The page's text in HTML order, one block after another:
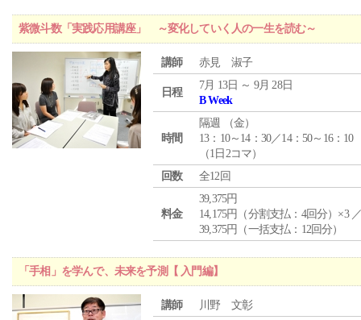
紫微斗数「実践応用講座」 ～変化していく人の一生を読む～
講師 赤見 淑子
日程
7月 13日 ～ 9月 28日
B Week
時間
隔週 （金）
13：10～14：30／14：50～16：10
（1日2コマ）
回数
全12回
料金
39,375円
14,175円（分割支払：4回分）×3
39,375円（一括支払：12回分）
「手相」を学んで、未来を予測【 入門編】
講師 川野 文彰